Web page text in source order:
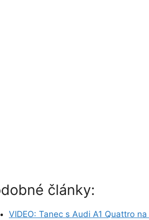
články:
VIDEO: Tanec s Audi A1 Quattro